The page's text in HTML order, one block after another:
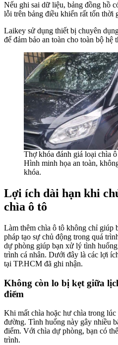
Nếu ghi sai dữ liệu, bảng đồng hồ
lỗi trên bảng điều khiển rất tốn thời
Laikey sử dụng thiết bị chuyên
để đảm bảo an toàn cho toàn bộ hệ
Thợ khóa đánh giá loại chìa
Hình minh họa an toàn,
khóa.
Lợi ích dài hạn khi
chìa ô tô
Làm thêm chìa ô tô không chỉ giúp
pháp tạo sự chủ động trong quá
dự phòng giúp bạn xử lý tình
trình cá nhân. Dưới đây là các lợi
tại TP.HCM đã ghi nhận.
Không còn lo bị kẹt giữa
điểm
Khi mất chìa hoặc hư chìa trong
đường. Tình huống này gây nhiều
điểm. Với chìa dự phòng, bạn có
trình.